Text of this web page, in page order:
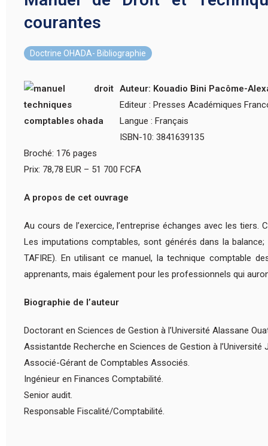
courantes
Doctrine OHADA- Bibliographie
Auteur: Kouadio Bini Pacôme-
Editeur : Presses Académiques
Langue : Français
ISBN-10: 3841639135
Broché: 176 pages
Prix: 78,78 EUR – 51 700 FCFA
A propos de cet ouvrage
Au cours de l’exercice, l’entreprise échanges avec les
Les imputations comptables, sont générés dans la
TAFIRE). En utilisant ce manuel, la technique comptable
apprenants, mais également pour les professionnels qui
Biographie de l’auteur
Doctorant en Sciences de Gestion à l’Université Alassane
Assistantde Recherche en Sciences de Gestion à
Associé-Gérant de Comptables Associés.
Ingénieur en Finances Comptabilité.
Senior audit.
Responsable Fiscalité/Comptabilité.